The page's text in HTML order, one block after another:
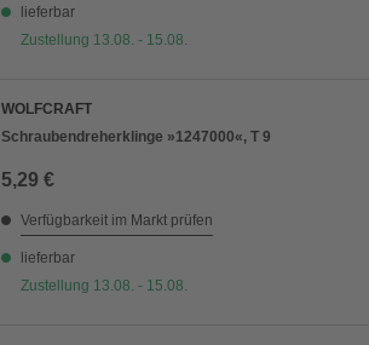
lieferbar
Zustellung 13.08. - 15.08.
WOLFCRAFT
Schraubendreherklinge »1247000«, T 9
5,29 €
Verfügbarkeit im Markt prüfen
lieferbar
Zustellung 13.08. - 15.08.